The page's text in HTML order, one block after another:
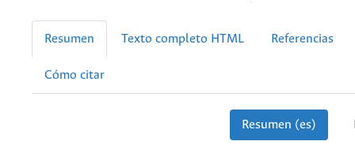
Resumen Texto completo HTML Referencias
Cómo citar
Resumen (es)